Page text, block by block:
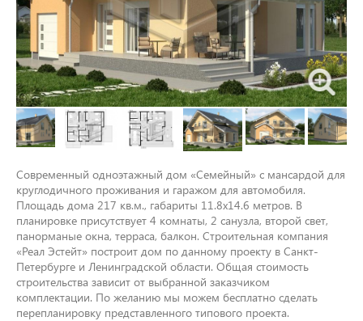
Современный одноэтажный дом «Семейный» с мансардой для
круглодичного проживания и гаражом для автомобиля.
Площадь дома 217 кв.м., габариты 11.8x14.6 метров. В
планировке присутствует 4 комнаты, 2 санузла, второй свет,
панорманые окна, терраса, балкон. Строительная компания
«Реал Эстейт» построит дом по данному проекту в Санкт-
Петербурге и Ленинградской области. Общая стоимость
строительства зависит от выбранной заказчиком
комплектации. По желанию мы можем бесплатно сделать
перепланировку представленного типового проекта.